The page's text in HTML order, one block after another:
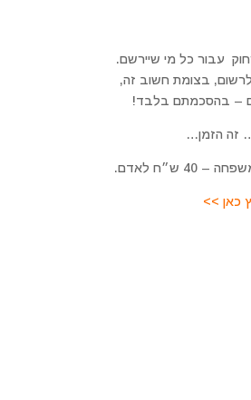
עבור כל מי שיירשם.
בצומת חשוב זה,
– בהסכמתם בלבד!
זה הזמן…
ש״ח לאדם.
כאן >>